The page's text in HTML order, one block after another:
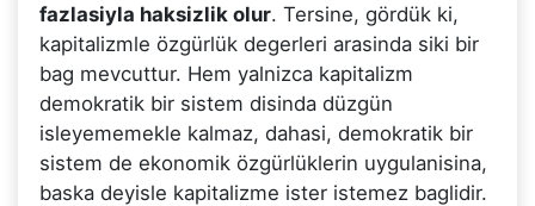
fazlasiyla haksizlik olur. Tersine, gördük ki,
kapitalizmle özgürlük degerleri arasinda siki bir
bag mevcuttur. Hem yalnizca kapitalizm
demokratik bir sistem disinda düzgün
isleyememekle kalmaz, dahasi, demokratik bir
sistem de ekonomik özgürlüklerin uygulanisina,
baska deyisle kapitalizme ister istemez baglidir.